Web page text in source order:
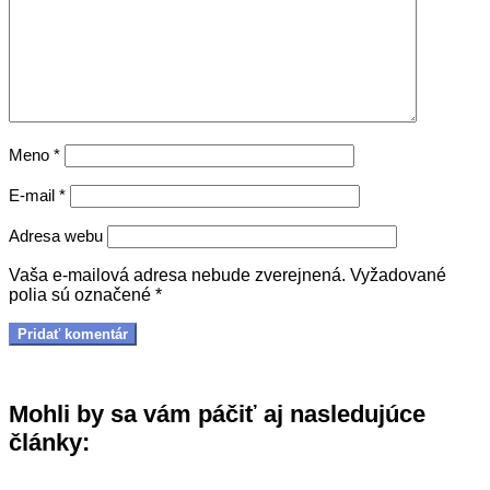
Meno *
E-mail *
Adresa webu
Vaša e-mailová adresa nebude zverejnená. Vyžadované
polia sú označené *
Mohli by sa vám páčiť aj nasledujúce
články: